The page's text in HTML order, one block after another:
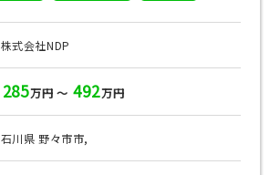
株式会社NDP
285万円 ～ 492万円
石川県 野々市市,